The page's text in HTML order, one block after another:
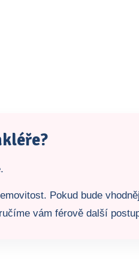
Pokud bude
vám férově další